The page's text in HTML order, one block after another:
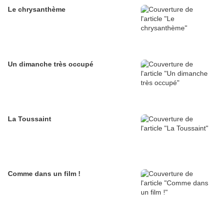
Le chrysanthème
Un dimanche très occupé
La Toussaint
Comme dans un film !